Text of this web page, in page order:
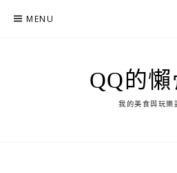
MENU
QQ的懶
我的美食與玩樂